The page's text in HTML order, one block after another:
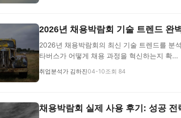
2026년 채용박람회 기술 트렌드 완
2026년 채용박람회의 최신 기술 트렌드를 분
타버스가 어떻게 채용 과정을 혁신하는지 확...
취업분석가 김하진04-10조회 84
채용박람회 실제 사용 후기: 성공 전